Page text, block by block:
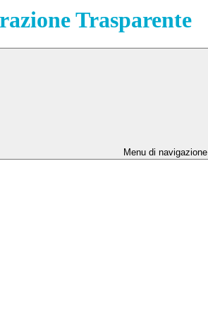
Trasparente
Menu di navigazione